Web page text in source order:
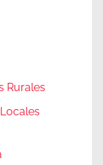
Rurales